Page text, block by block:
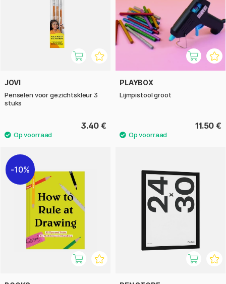
JOVI
Penselen voor gezichtskleur 3
stuks
3.40 €
PLAYBOX
Lijmpistool groot
11.50 €
10%